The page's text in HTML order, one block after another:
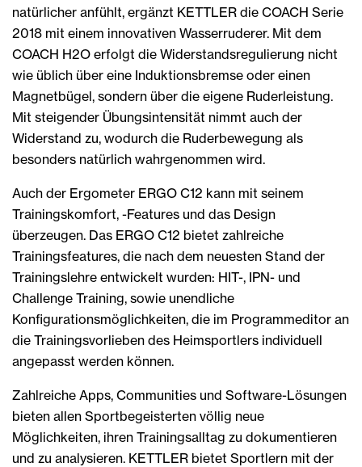
natürlicher anfühlt, ergänzt KETTLER die COACH Serie
2018 mit einem innovativen Wasserruderer. Mit dem
COACH H2O erfolgt die Widerstandsregulierung nicht
wie üblich über eine Induktionsbremse oder einen
Magnetbügel, sondern über die eigene Ruderleistung.
Mit steigender Übungsintensität nimmt auch der
Widerstand zu, wodurch die Ruderbewegung als
besonders natürlich wahrgenommen wird.
Auch der Ergometer ERGO C12 kann mit seinem
Trainingskomfort, -Features und das Design
überzeugen. Das ERGO C12 bietet zahlreiche
Trainingsfeatures, die nach dem neuesten Stand der
Trainingslehre entwickelt wurden: HIT-, IPN- und
Challenge Training, sowie unendliche
Konfigurationsmöglichkeiten, die im Programmeditor an
die Trainingsvorlieben des Heimsportlers individuell
angepasst werden können.
Zahlreiche Apps, Communities und Software-Lösungen
bieten allen Sportbegeisterten völlig neue
Möglichkeiten, ihren Trainingsalltag zu dokumentieren
und zu analysieren. KETTLER bietet Sportlern mit der